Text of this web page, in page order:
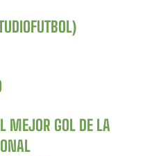
MEJOR GOL DE LA